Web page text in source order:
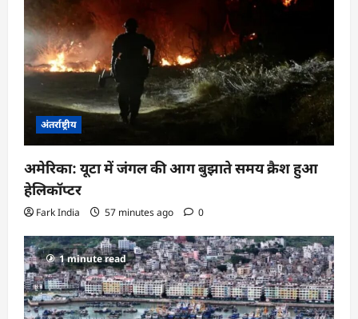
अंतर्राष्ट्रीय
अमेरिका: यूटा में जंगल की आग बुझाते समय क्रैश हुआ
हेलिकॉप्टर
Fark India 57 minutes ago 0
1 minute read